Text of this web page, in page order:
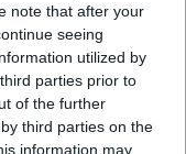
note that after your
seeing
utilized by
parties prior to
of the further
third parties on the
information may
teréhez közel